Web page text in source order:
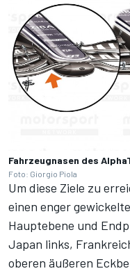
Fahrzeugnasen des
Foto: Giorgio Piola
Um diese Ziele zu
einen enger
Hauptebene und
Japan links,
oberen äußeren